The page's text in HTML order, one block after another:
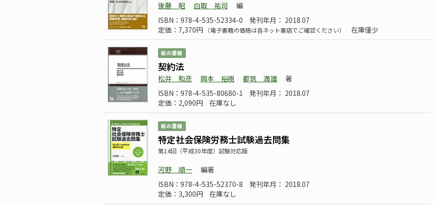
後藤 昭 白取 祐司
編
ISBN：978-4-535-52334-0
発刊年月： 2018.07
定価：7,370円
（電子書籍の価格は各ネット書店でご確認ください） 在庫僅少
紙の書籍
契約法
松井 和彦 岡本 裕樹 都筑 満雄
著
ISBN：978-4-535-80680-1
発刊年月： 2018.07
定価：2,090円
在庫なし
紙の書籍
特定社会保険労務士試験過去問集
第14回（平成30年度）試験対応版
河野 順一
編著
ISBN：978-4-535-52370-8
発刊年月： 2018.07
定価：3,300円
在庫なし